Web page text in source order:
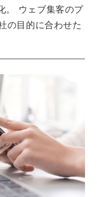
。 ウェブ集客のプ
の目的に合わせた